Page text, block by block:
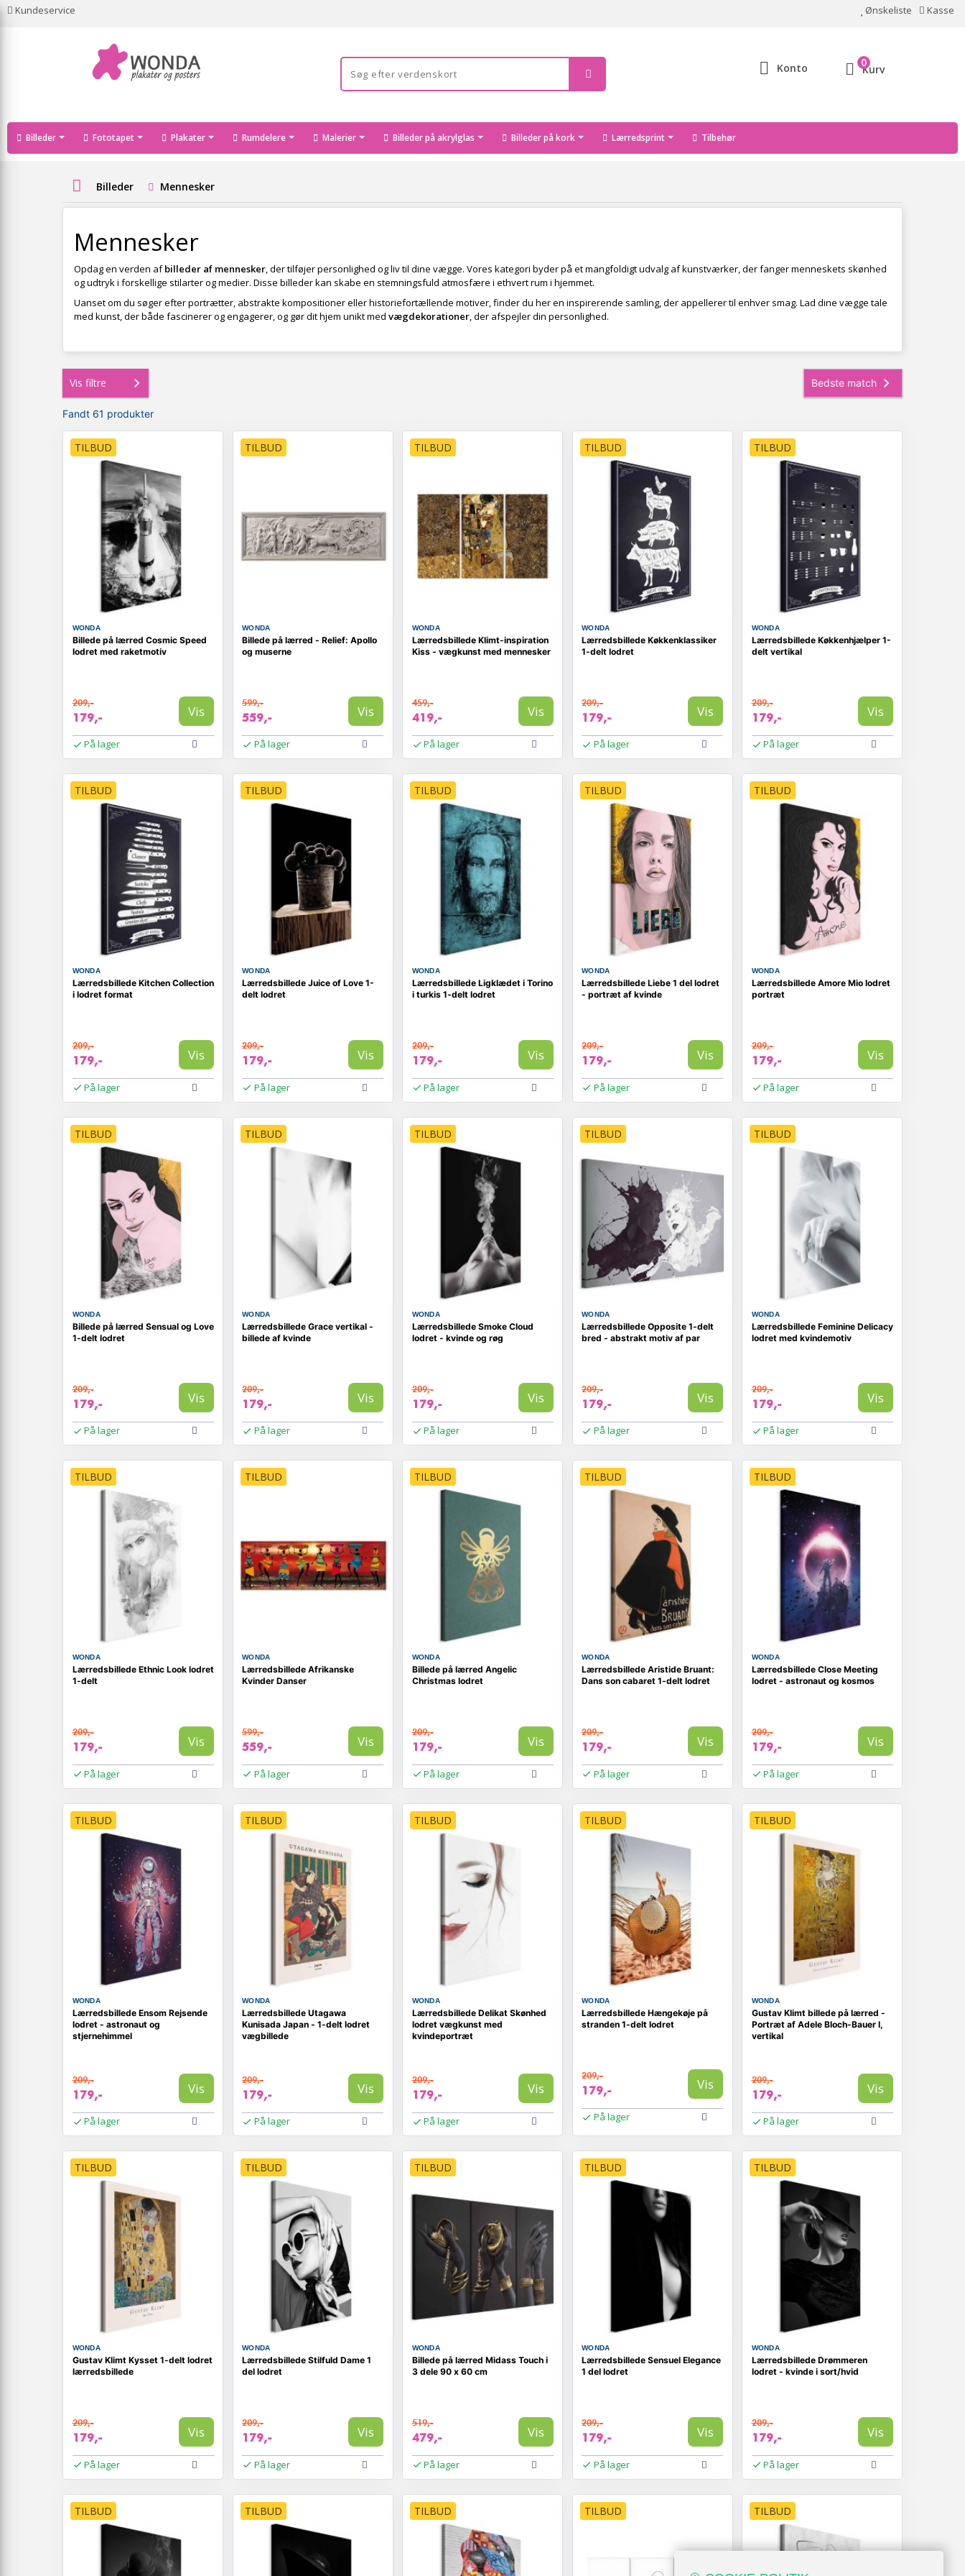
Kundeservice Ønskeliste Kasse
Konto Kurv
0
Billeder Fototapet Plakater Rumdelere Malerier Billeder på akrylglas Billeder på kork Lærredsprint Tilbehør
Billeder Mennesker
Mennesker
Opdag en verden afbilleder af mennesker, der tilføjer personlighed og liv til dine vægge. Vores kategori byder på et mangfoldigt udvalg af kunstværker, der fanger menneskets skønhed
og udtryk i forskellige stilarter og medier. Disse billeder kan skabe en stemningsfuld atmosfære i ethvert rum i hjemmet.
Uanset om du søger efter portrætter, abstrakte kompositioner eller historiefortællende motiver, finder du her en inspirerende samling, der appellerer til enhver smag. Lad dine vægge tale
med kunst, der både fascinerer og engagerer, og gør dit hjem unikt med vægdekorationer, der afspejler din personlighed.
Vis filtre
Fandt 61 produkter
TILBUD
WONDA
Billede på lærred Cosmic Speed
lodret med raketmotiv
209,-
179,- Vis
På lager
TILBUD
WONDA
Billede på lærred - Relief: Apollo
og muserne
599,-
559,- Vis
På lager
TILBUD
WONDA
Lærredsbillede Klimt-inspiration
Kiss - vægkunst med mennesker
459,-
419,- Vis
På lager
TILBUD
WONDA
Lærredsbillede Køkkenklassiker
1-delt lodret
209,-
179,- Vis
På lager
TILBUD
WONDA
Lærredsbillede Køkkenhjælper 1-
delt vertikal
209,-
179,- Vis
På lager
TILBUD
WONDA
Lærredsbillede Kitchen Collection
i lodret format
209,-
179,- Vis
På lager
TILBUD
WONDA
Lærredsbillede Juice of Love 1-
delt lodret
209,-
179,- Vis
På lager
TILBUD
WONDA
Lærredsbillede Ligklædet i Torino
i turkis 1-delt lodret
209,-
179,- Vis
På lager
TILBUD
WONDA
Lærredsbillede Liebe 1 del lodret
- portræt af kvinde
209,-
179,- Vis
På lager
TILBUD
WONDA
Lærredsbillede Amore Mio lodret
portræt
209,-
179,- Vis
På lager
TILBUD
WONDA
Billede på lærred Sensual og Love
1-delt lodret
209,-
179,- Vis
På lager
TILBUD
WONDA
Lærredsbillede Grace vertikal -
billede af kvinde
209,-
179,- Vis
På lager
TILBUD
WONDA
Lærredsbillede Smoke Cloud
lodret - kvinde og røg
209,-
179,- Vis
På lager
TILBUD
WONDA
Lærredsbillede Opposite 1-delt
bred - abstrakt motiv af par
209,-
179,- Vis
På lager
TILBUD
WONDA
Lærredsbillede Feminine Delicacy
lodret med kvindemotiv
209,-
179,- Vis
På lager
TILBUD
WONDA
Lærredsbillede Ethnic Look lodret
1-delt
209,-
179,- Vis
På lager
TILBUD
WONDA
Lærredsbillede Afrikanske
Kvinder Danser
599,-
559,- Vis
På lager
TILBUD
WONDA
Billede på lærred Angelic
Christmas lodret
209,-
179,- Vis
På lager
TILBUD
WONDA
Lærredsbillede Aristide Bruant:
Dans son cabaret 1-delt lodret
209,-
179,- Vis
På lager
TILBUD
WONDA
Lærredsbillede Close Meeting
lodret - astronaut og kosmos
209,-
179,- Vis
På lager
TILBUD
WONDA
Lærredsbillede Ensom Rejsende
lodret - astronaut og
stjernehimmel
209,-
179,- Vis
På lager
TILBUD
WONDA
Lærredsbillede Utagawa
Kunisada Japan - 1-delt lodret
vægbillede
209,-
179,- Vis
På lager
TILBUD
WONDA
Lærredsbillede Delikat Skønhed
lodret vægkunst med
kvindeportræt
209,-
179,- Vis
På lager
TILBUD
WONDA
Lærredsbillede Hængekøje på
stranden 1-delt lodret
209,-
179,- Vis
På lager
TILBUD
WONDA
Gustav Klimt billede på lærred -
Portræt af Adele Bloch-Bauer I,
vertikal
209,-
179,- Vis
På lager
TILBUD
WONDA
Gustav Klimt Kysset 1-delt lodret
lærredsbillede
209,-
179,- Vis
På lager
TILBUD
WONDA
Lærredsbillede Stilfuld Dame 1
del lodret
209,-
179,- Vis
På lager
TILBUD
WONDA
Billede på lærred Midass Touch i
3 dele 90 x 60 cm
519,-
479,- Vis
På lager
TILBUD
WONDA
Lærredsbillede Sensuel Elegance
1 del lodret
209,-
179,- Vis
På lager
TILBUD
WONDA
Lærredsbillede Drømmeren
lodret - kvinde i sort/hvid
209,-
179,- Vis
På lager
TILBUD TILBUD TILBUD TILBUD TILBUD